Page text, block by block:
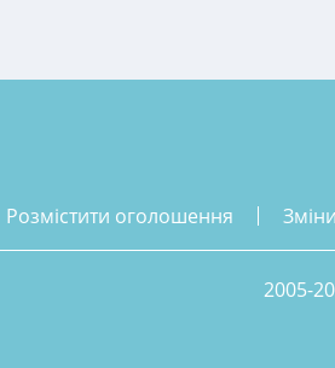
розмістити оголошення
2005-